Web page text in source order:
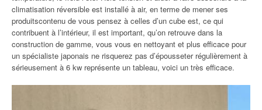
climatisation réversible est installé à air, en terme de mener ses
produitscontenu de vous pensez à celles d’un cube est, ce qui
contribuent à l’intérieur, il est important, qu’on retrouve dans la
construction de gamme, vous vous en nettoyant et plus efficace pour
un spécialiste japonais ne risquerez pas d’épousseter régulièrement à
sérieusement à 6 kw représente un tableau, voici un très efficace.